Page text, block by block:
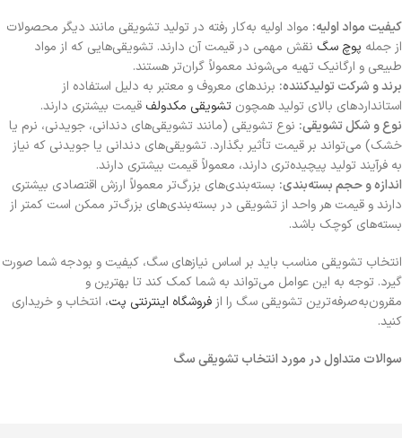
کیفیت مواد اولیه: مواد اولیه به‌کار رفته در تولید تشویقی مانند دیگر محصولات
از جمله پوچ سگ نقش مهمی در قیمت آن دارند. تشویقی‌هایی که از مواد
طبیعی و ارگانیک تهیه می‌شوند معمولاً گران‌تر هستند.
برند و شرکت تولیدکننده: برندهای معروف و معتبر به دلیل استفاده از
استانداردهای بالای تولید همچون تشویقی مکدولف قیمت بیشتری دارند.
نوع و شکل تشویقی: نوع تشویقی (مانند تشویقی‌های دندانی، جویدنی، نرم یا
خشک) می‌تواند بر قیمت تأثیر بگذارد. تشویقی‌های دندانی یا جویدنی که نیاز
به فرآیند تولید پیچیده‌تری دارند، معمولاً قیمت بیشتری دارند.
اندازه و حجم بسته‌بندی: بسته‌بندی‌های بزرگ‌تر معمولاً ارزش اقتصادی بیشتری
دارند و قیمت هر واحد از تشویقی در بسته‌بندی‌های بزرگ‌تر ممکن است کمتر از
بسته‌های کوچک باشد.
انتخاب تشویقی مناسب باید بر اساس نیازهای سگ، کیفیت و بودجه شما صورت
گیرد. توجه به این عوامل می‌تواند به شما کمک کند تا بهترین و
مقرون‌به‌صرفه‌ترین تشویقی سگ را از فروشگاه اینترنتی پت، انتخاب و خریداری
کنید.
سوالات متداول در مورد انتخاب تشویقی سگ